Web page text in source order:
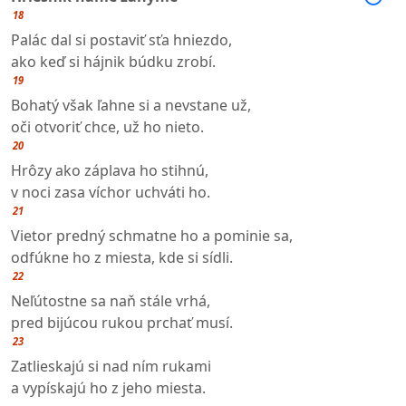
18
Palác dal si postaviť sťa hniezdo,
ako keď si hájnik búdku zrobí.
19
Bohatý však ľahne si a nevstane už,
oči otvoriť chce, už ho nieto.
20
Hrôzy ako záplava ho stihnú,
v noci zasa víchor uchváti ho.
21
Vietor predný schmatne ho a pominie sa,
odfúkne ho z miesta, kde si sídli.
22
Neľútostne sa naň stále vrhá,
pred bijúcou rukou prchať musí.
23
Zatlieskajú si nad ním rukami
a vypískajú ho z jeho miesta.